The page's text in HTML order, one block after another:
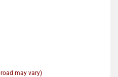
may vary)